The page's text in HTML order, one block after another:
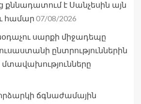
քննադատում է Սանչեսին այն
համար 07/08/2026
սարքի միջադեպը
ընտրություններին
ճգնաժամային